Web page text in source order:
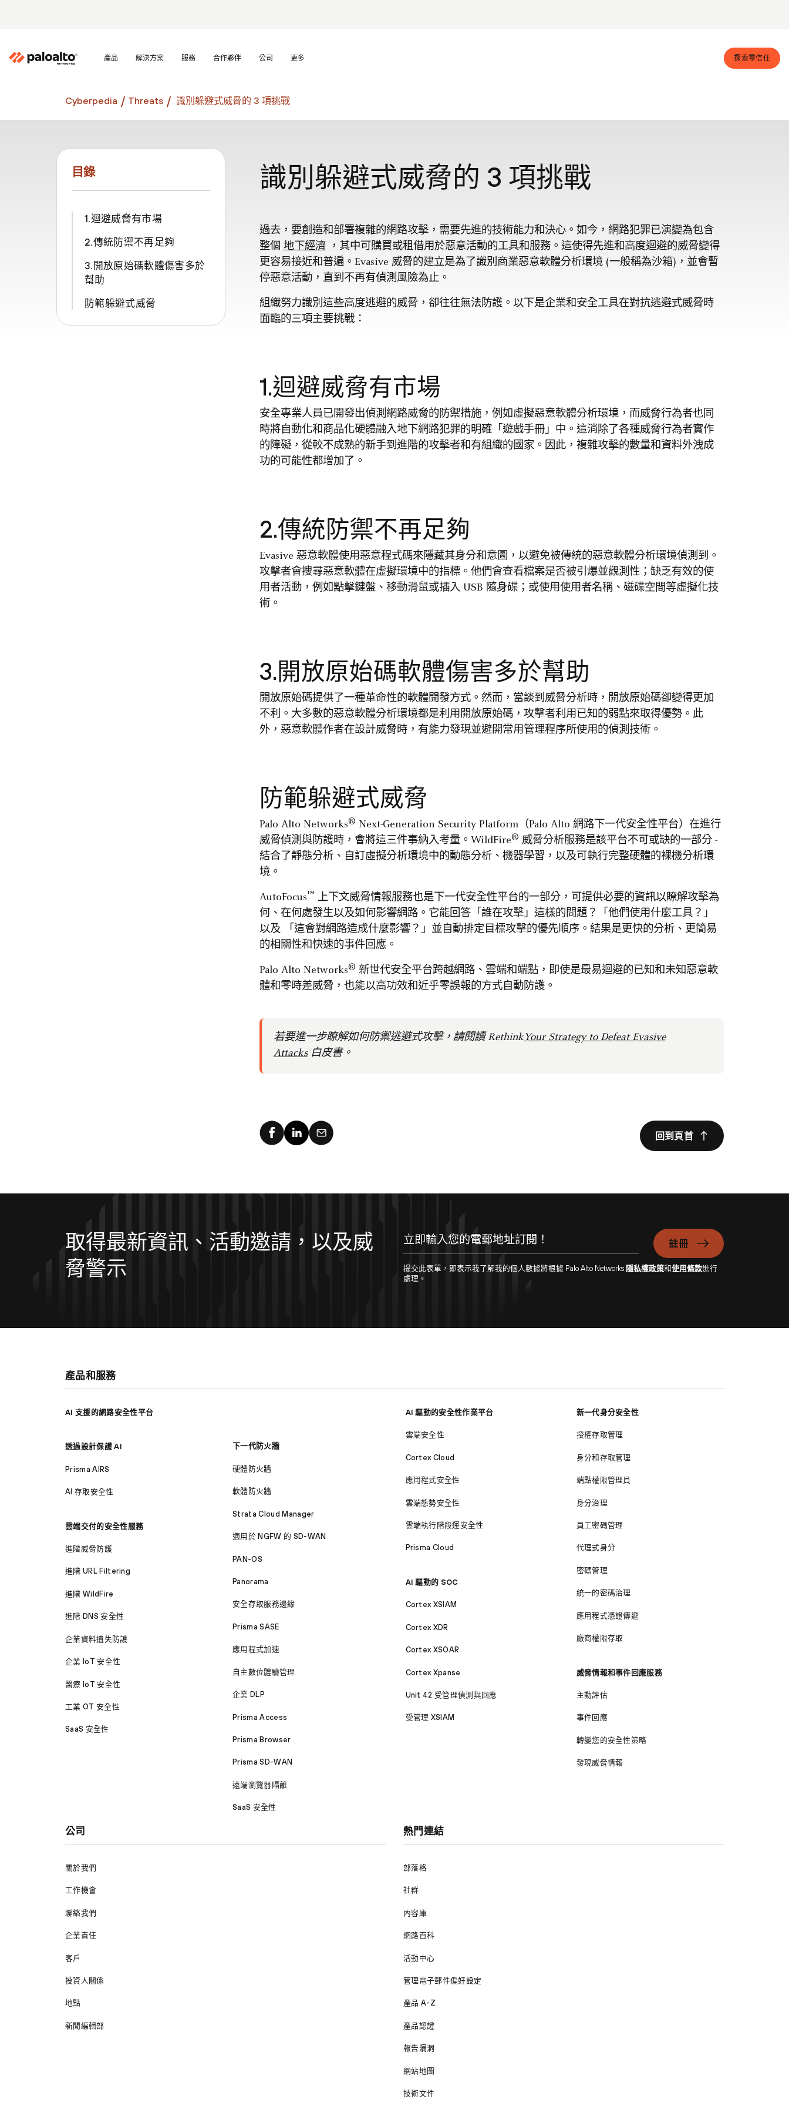
產品 解決方案 服務 合作夥伴 公司 更多 探索零信任
Cyberpedia Threats 識別躲避式威脅的 3 項挑戰
目錄
1.迴避威脅有市場
2.傳統防禦不再足夠
3.開放原始碼軟體傷害多於
幫助
防範躲避式威脅
識別躲避式威脅的 3 項挑戰
過去，要創造和部署複雜的網路攻擊，需要先進的技術能力和決心。如今，網路犯罪已演變為包含
整個 地下經濟，其中可購買或租借用於惡意活動的工具和服務。這使得先進和高度迴避的威脅變得
更容易接近和普遍。Evasive 威脅的建立是為了識別商業惡意軟體分析環境 (一般稱為沙箱)，並會暫
停惡意活動，直到不再有偵測風險為止。
組織努力識別這些高度逃避的威脅，卻往往無法防護。以下是企業和安全工具在對抗逃避式威脅時
面臨的三項主要挑戰：
1.迴避威脅有市場
安全專業人員已開發出偵測網路威脅的防禦措施，例如虛擬惡意軟體分析環境，而威脅行為者也同
時將自動化和商品化硬體融入地下網路犯罪的明確「遊戲手冊」中。這消除了各種威脅行為者實作
的障礙，從較不成熟的新手到進階的攻擊者和有組織的國家。因此，複雜攻擊的數量和資料外洩成
功的可能性都增加了。
2.傳統防禦不再足夠
Evasive 惡意軟體使用惡意程式碼來隱藏其身分和意圖，以避免被傳統的惡意軟體分析環境偵測到。
攻擊者會搜尋惡意軟體在虛擬環境中的指標。他們會查看檔案是否被引爆並觀測性；缺乏有效的使
用者活動，例如點擊鍵盤、移動滑鼠或插入 USB 隨身碟；或使用使用者名稱、磁碟空間等虛擬化技
術。
3.開放原始碼軟體傷害多於幫助
開放原始碼提供了一種革命性的軟體開發方式。然而，當談到威脅分析時，開放原始碼卻變得更加
不利。大多數的惡意軟體分析環境都是利用開放原始碼，攻擊者利用已知的弱點來取得優勢。此
外，惡意軟體作者在設計威脅時，有能力發現並避開常用管理程序所使用的偵測技術。
防範躲避式威脅
Palo Alto Networks® Next-Generation Security Platform（Palo Alto 網路下一代安全性平台）在進行
威脅偵測與防護時，會將這三件事納入考量。WildFire® 威脅分析服務是該平台不可或缺的一部分 -
結合了靜態分析、自訂虛擬分析環境中的動態分析、機器學習，以及可執行完整硬體的裸機分析環
境。
AutoFocus™ 上下文威脅情報服務也是下一代安全性平台的一部分，可提供必要的資訊以瞭解攻擊為
何、在何處發生以及如何影響網路。它能回答「誰在攻擊」這樣的問題？「他們使用什麼工具？」
以及 「這會對網路造成什麼影響？」並自動排定目標攻擊的優先順序。結果是更快的分析、更簡易
的相關性和快速的事件回應。
Palo Alto Networks® 新世代安全平台跨越網路、雲端和端點，即使是最易迴避的已知和未知惡意軟
體和零時差威脅，也能以高功效和近乎零誤報的方式自動防護。
若要進一步瞭解如何防禦逃避式攻擊，請閱讀 RethinkYour Strategy to Defeat Evasive
Attacks白皮書。
回到頁首
取得最新資訊、活動邀請，以及威
脅警示
註冊
提交此表單，即表示我了解我的個人數據將根據 Palo Alto Networks 隱私權政策和使用條款進行
處理。
產品和服務
AI 支援的網路安全性平台
透過設計保護 AI
Prisma AIRS
AI 存取安全性
雲端交付的安全性服務
進階威脅防護
進階 URL Filtering
進階 WildFire
進階 DNS 安全性
企業資料遺失防護
企業 IoT 安全性
醫療 IoT 安全性
工業 OT 安全性
SaaS 安全性
下一代防火牆
硬體防火牆
軟體防火牆
Strata Cloud Manager
適用於 NGFW 的 SD-WAN
PAN-OS
Panorama
安全存取服務邊緣
Prisma SASE
應用程式加速
自主數位體驗管理
企業 DLP
Prisma Access
Prisma Browser
Prisma SD-WAN
遠端瀏覽器隔離
SaaS 安全性
AI 驅動的安全性作業平台
雲端安全性
Cortex Cloud
應用程式安全性
雲端態勢安全性
雲端執行階段運安全性
Prisma Cloud
AI 驅動的 SOC
Cortex XSIAM
Cortex XDR
Cortex XSOAR
Cortex Xpanse
Unit 42 受管理偵測與回應
受管理 XSIAM
新一代身分安全性
授權存取管理
身分和存取管理
端點權限管理員
身分治理
員工密碼管理
代理式身分
密碼管理
統一的密碼治理
應用程式憑證傳遞
廠商權限存取
威脅情報和事件回應服務
主動評估
事件回應
轉變您的安全性策略
發現威脅情報
公司
關於我們
工作機會
聯絡我們
企業責任
客戶
投資人關係
地點
新聞編輯部
熱門連結
部落格
社群
內容庫
網路百科
活動中心
管理電子郵件偏好設定
產品 A-Z
產品認證
報告漏洞
網站地圖
技術文件